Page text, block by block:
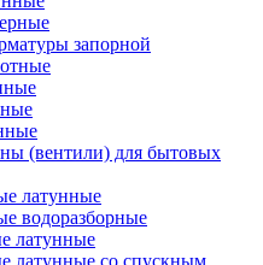
запорной
(вентили) для бытовых
латунные
водоразборные
латунные
латунные со спускным